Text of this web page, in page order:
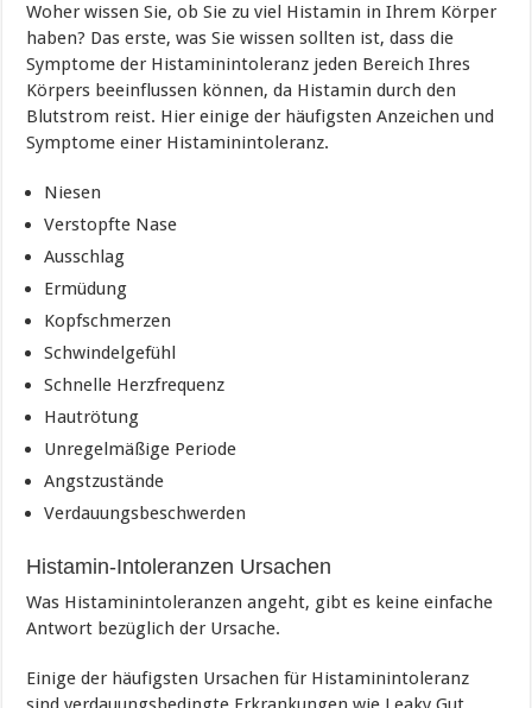
Woher wissen Sie, ob Sie zu viel Histamin in Ihrem Körper
haben? Das erste, was Sie wissen sollten ist, dass die
Symptome der Histaminintoleranz jeden Bereich Ihres
Körpers beeinflussen können, da Histamin durch den
Blutstrom reist. Hier einige der häufigsten Anzeichen und
Symptome einer Histaminintoleranz.
Niesen
Verstopfte Nase
Ausschlag
Ermüdung
Kopfschmerzen
Schwindelgefühl
Schnelle Herzfrequenz
Hautrötung
Unregelmäßige Periode
Angstzustände
Verdauungsbeschwerden
Histamin-Intoleranzen Ursachen
Was Histaminintoleranzen angeht, gibt es keine einfache
Antwort bezüglich der Ursache.
Einige der häufigsten Ursachen für Histaminintoleranz